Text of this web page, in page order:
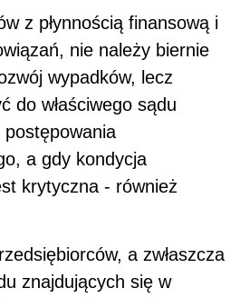
z płynnością finansową i
nie należy biernie
wypadków, lecz
do właściwego sądu
a gdy kondycja
krytyczna - również
a zwłaszcza
znajdujących się w